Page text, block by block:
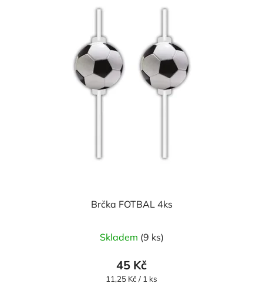
Brčka FOTBAL 4ks
Skladem (9 ks)
45 Kč
Měrná
11,25 Kč / 1 ks